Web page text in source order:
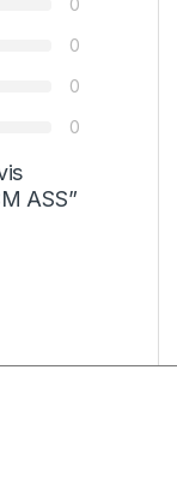
0
0
0
0
ASS”